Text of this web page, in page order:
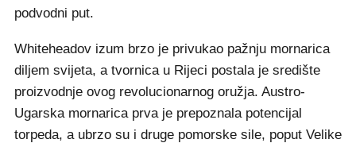
podvodni put.
Whiteheadov izum brzo je privukao pažnju mornarica
diljem svijeta, a tvornica u Rijeci postala je središte
proizvodnje ovog revolucionarnog oružja. Austro-
Ugarska mornarica prva je prepoznala potencijal
torpeda, a ubrzo su i druge pomorske sile, poput Velike